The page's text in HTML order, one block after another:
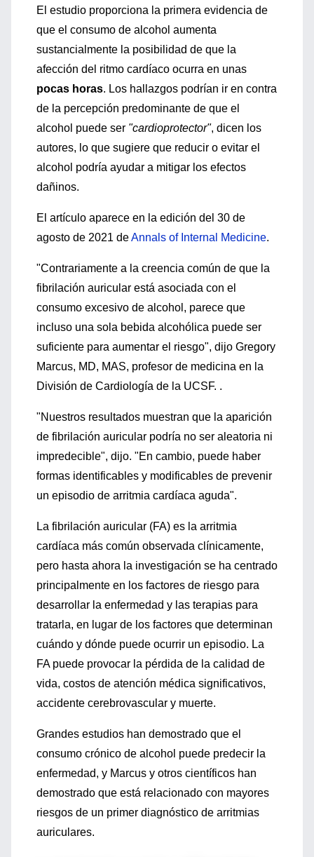
El estudio proporciona la primera evidencia de
que el consumo de alcohol aumenta
sustancialmente la posibilidad de que la
afección del ritmo cardíaco ocurra en unas
pocas horas. Los hallazgos podrían ir en contra
de la percepción predominante de que el
alcohol puede ser "cardioprotector", dicen los
autores, lo que sugiere que reducir o evitar el
alcohol podría ayudar a mitigar los efectos
dañinos.
El artículo aparece en la edición del 30 de
agosto de 2021 deAnnals of Internal Medicine.
"Contrariamente a la creencia común de que la
fibrilación auricular está asociada con el
consumo excesivo de alcohol, parece que
incluso una sola bebida alcohólica puede ser
suficiente para aumentar el riesgo", dijo Gregory
Marcus, MD, MAS, profesor de medicina en la
División de Cardiología de la UCSF. .
"Nuestros resultados muestran que la aparición
de fibrilación auricular podría no ser aleatoria ni
impredecible", dijo. "En cambio, puede haber
formas identificables y modificables de prevenir
un episodio de arritmia cardíaca aguda".
La fibrilación auricular (FA) es la arritmia
cardíaca más común observada clínicamente,
pero hasta ahora la investigación se ha centrado
principalmente en los factores de riesgo para
desarrollar la enfermedad y las terapias para
tratarla, en lugar de los factores que determinan
cuándo y dónde puede ocurrir un episodio. La
FA puede provocar la pérdida de la calidad de
vida, costos de atención médica significativos,
accidente cerebrovascular y muerte.
Grandes estudios han demostrado que el
consumo crónico de alcohol puede predecir la
enfermedad, y Marcus y otros científicos han
demostrado que está relacionado con mayores
riesgos de un primer diagnóstico de arritmias
auriculares.